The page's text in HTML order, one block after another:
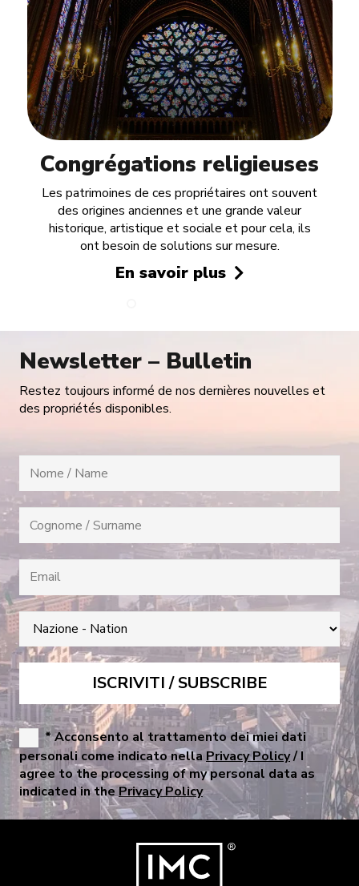
Congrégations religieuses
Les patrimoines de ces propriétaires ont souvent
des origines anciennes et une grande valeur
historique, artistique et sociale et pour cela, ils
ont besoin de solutions sur mesure.
En savoir plus
Newsletter – Bulletin
Restez toujours informé de nos dernières nouvelles et
des propriétés disponibles.
* Acconsento al trattamento dei miei dati
personali come indicato nellaPrivacy Policy/ I
agree to the processing of my personal data as
indicated in thePrivacy Policy